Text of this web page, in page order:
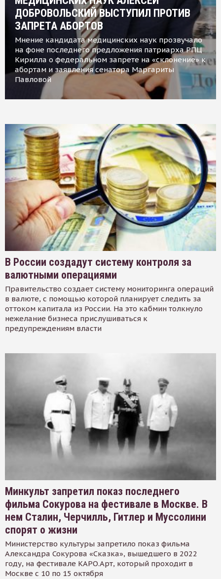
ДОБРОВОЛЬСКИЙ ВЫСТУПИЛ ПРОТИВ
ЗАПРЕТА АБОРТОВ
Мнение кандидата медицинских наук прозвучало
на фоне последнего предложения патриарха РПЦ
Кирилла о федеральном запрете на «склонение» к
абортам и заявления сенатора Маргариты
Павловой
В России создадут систему контроля за
валютными операциями
Правительство создает систему мониторинга операций
в валюте, с помощью которой планирует следить за
оттоком капитала из России. На это кабмин толкнуло
нежелание бизнеса прислушиваться к
предупреждениям власти
Минкульт запретил показ последнего
фильма Сокурова на фестивале в Москве. В
нем Сталин, Черчилль, Гитлер и Муссолини
спорят о жизни
Министерство культуры запретило показ фильма
Александра Сокурова «Сказка», вышедшего в 2022
году, на фестивале КАРО.Арт, который проходит в
Москве с 10 по 15 октября